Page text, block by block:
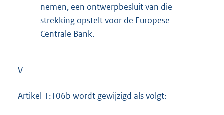
nemen, een ontwerpbesluit van die
strekking opstelt voor de Europese
Centrale Bank.
V
Artikel 1:106b wordt gewijzigd als volgt: